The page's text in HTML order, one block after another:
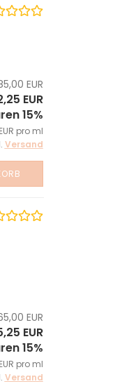
EUR
EUR
15%
pro ml
Versand
EUR
EUR
15%
EUR pro ml
Versand